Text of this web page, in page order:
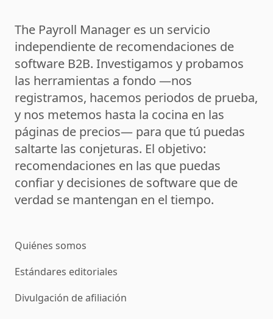
The Payroll Manager es un servicio
independiente de recomendaciones de
software B2B. Investigamos y probamos
las herramientas a fondo —nos
registramos, hacemos periodos de prueba,
y nos metemos hasta la cocina en las
páginas de precios— para que tú puedas
saltarte las conjeturas. El objetivo:
recomendaciones en las que puedas
confiar y decisiones de software que de
verdad se mantengan en el tiempo.
Quiénes somos
Estándares editoriales
Divulgación de afiliación